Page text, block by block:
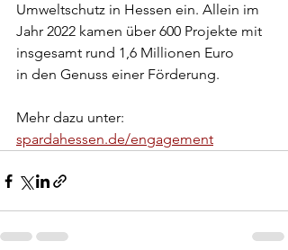
Umweltschutz in Hessen ein. Allein im
Jahr 2022 kamen über 600 Projekte mit
insgesamt rund 1,6 Millionen Euro
in den Genuss einer Förderung.
Mehr dazu unter:
spardahessen.de/engagement